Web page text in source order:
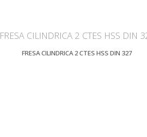
FRESA CILINDRICA 2 CTES HSS DIN
FRESA CILINDRICA 2 CTES HSS DIN 327